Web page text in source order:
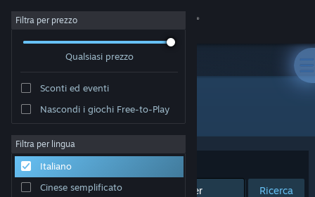
Accedi
Informazioni
Assistenza
Filtra per prezzo
Qualsiasi prezzo
Sconti ed eventi
Nascondi i giochi Free-to-Play
Filtra per lingua
Italiano
Cinese semplificato
"Sea of Stars: Throes of the Watchmaker"
Ordina per Rilevanza
Ricerca